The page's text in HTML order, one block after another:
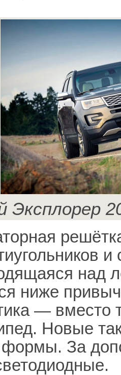
Эксплорер
и
над
ниже
— вместо
Новые
За